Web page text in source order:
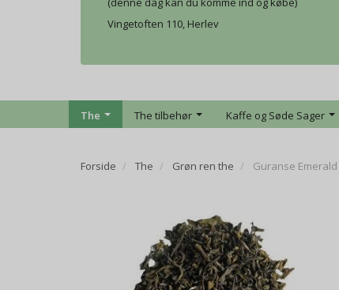
Vingetoften 110, Herlev
The The tilbehør Kaffe og Søde Sager
Forside The Grøn ren the Guranse